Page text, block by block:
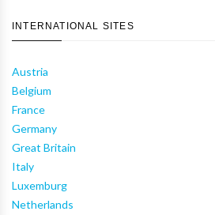
INTERNATIONAL SITES
Austria
Belgium
France
Germany
Great Britain
Italy
Luxemburg
Netherlands